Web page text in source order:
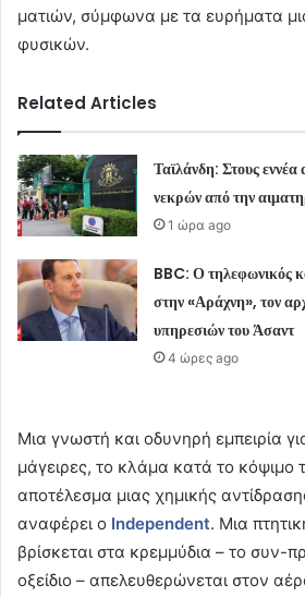
ματιών, σύμφωνα με τα ευρήματα
φυσικών.
Related Articles
Ταϊλάνδη: Στους
νεκρών από την
1 ώρα ago
BBC: Ο τηλεφωνικός
στην «Αράχνη», τον
υπηρεσιών του Άσαντ
4 ώρες ago
Μια γνωστή και οδυνηρή εμπειρία
μάγειρες, το κλάμα κατά το κόψιμο
αποτέλεσμα μιας χημικής
αναφέρει ο Independent. Μια
βρίσκεται στα κρεμμύδια – το συν-
οξείδιο – απελευθερώνεται στον